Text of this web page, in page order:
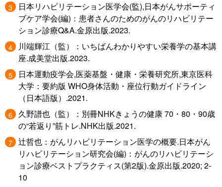
日本リハビリテーション医学会(監),日本がんサポーティ
ブケア学会(編)：患者さんのためのがんのリハビリテー
ション診療Q&A.金原出版.2023.
川端輝江（監）：いちばんわかりやすい栄養学の基本講
座.成美堂出版.2023.
日本運動疫学会,医薬基盤・健康・栄養研究所,東京医科
大学：要約版 WHO身体活動・座位行動ガイドライン
（日本語版）.2021.
久野譜也（監）：別冊NHKきょうの健康 70・80・90歳
の“若返り”筋トレ.NHK出版.2021.
辻哲也：がんリハビリテーション医学の概要.日本がん
リハビリテーション研究会(編)：がんのリハビリテーシ
ョン診療ベストプラクティス(第2版).金原出版.2020; 2-
10